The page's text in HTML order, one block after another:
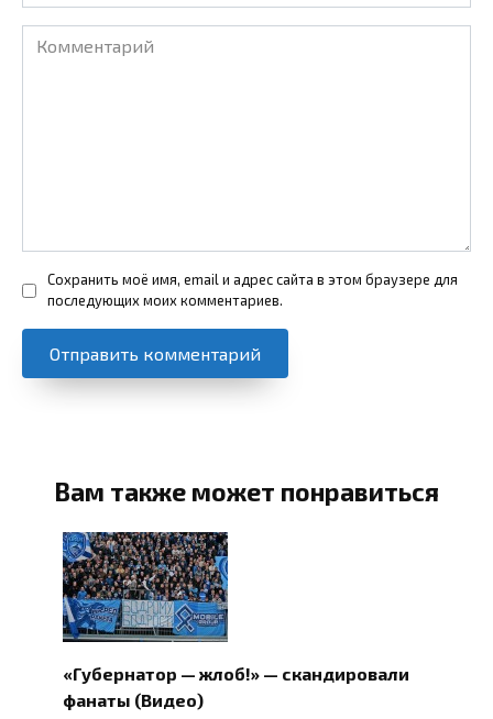
Комментарий
Сохранить моё имя, email и адрес сайта в этом браузере для
последующих моих комментариев.
Вам также может понравиться
«Губернатор — жлоб!» — скандировали
фанаты (Видео)